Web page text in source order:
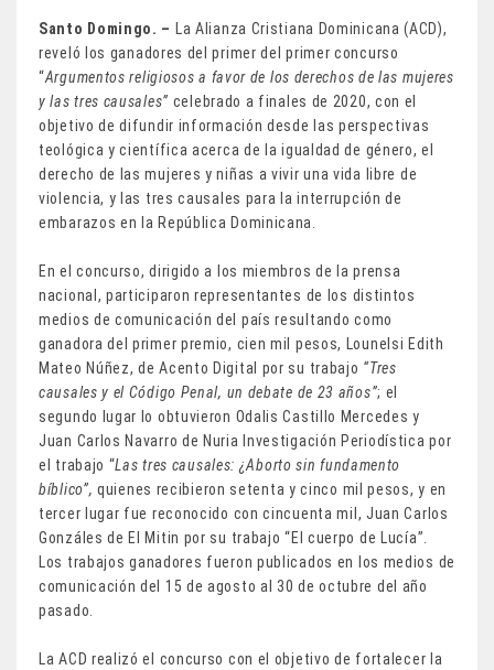
Santo Domingo. – La Alianza Cristiana Dominicana (ACD),
reveló los ganadores del primer del primer concurso
“Argumentos religiosos a favor de los derechos de las mujeres
y las tres causales” celebrado a finales de 2020, con el
objetivo de difundir información desde las perspectivas
teológica y científica acerca de la igualdad de género, el
derecho de las mujeres y niñas a vivir una vida libre de
violencia, y las tres causales para la interrupción de
embarazos en la República Dominicana.
En el concurso, dirigido a los miembros de la prensa
nacional, participaron representantes de los distintos
medios de comunicación del país resultando como
ganadora del primer premio, cien mil pesos, Lounelsi Edith
Mateo Núñez, de Acento Digital por su trabajo “Tres
causales y el Código Penal, un debate de 23 años”; el
segundo lugar lo obtuvieron Odalis Castillo Mercedes y
Juan Carlos Navarro de Nuria Investigación Periodística por
el trabajo “Las tres causales: ¿Aborto sin fundamento
bíblico”,quienes recibieron setenta y cinco mil pesos, y en
tercer lugar fue reconocido con cincuenta mil, Juan Carlos
Gonzáles de El Mitin por su trabajo “El cuerpo de Lucía”.
Los trabajos ganadores fueron publicados en los medios de
comunicación del 15 de agosto al 30 de octubre del año
pasado.
La ACD realizó el concurso con el objetivo de fortalecer la